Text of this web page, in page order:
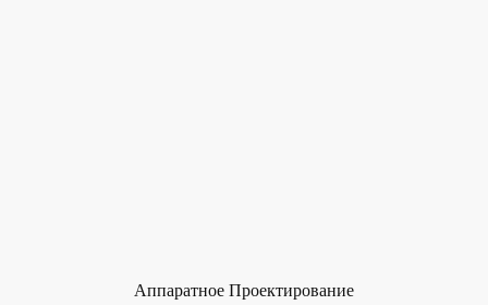
Аппаратное Проектирование